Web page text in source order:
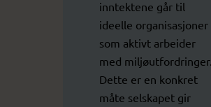
inntektene går til
ideelle organisasjoner
som aktivt arbeider
med miljøutfordringer.
Dette er en konkret
måte selskapet gir